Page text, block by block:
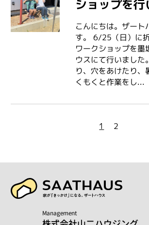
ショップを行
こんにちは。ザート
す。 6/25（日）に
ワークショップを墨
ウスにて行いました
り、穴をあけたり、
くもくと作業をし...
の
ペ
ー
1 2
Management